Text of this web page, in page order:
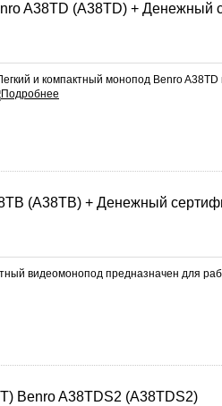
A38TD (A38TD) + Денежный
и компактный монопод Benro
(A38TB) + Денежный
видеомонопод предназначен для
Benro A38TDS2 (A38TDS2)